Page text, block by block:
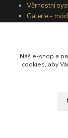
Věrnostní
Galerie -
Podmínky
Obchodní
Náš e-shop a
cookies, aby